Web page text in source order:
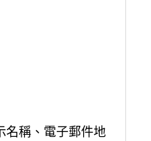
名稱、電子郵件地